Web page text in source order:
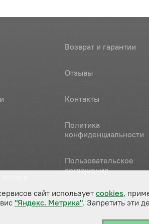
Возврат и гарантии
Отзывы
Контакты
Политика
конфиденциальности
Пользовательское
соглашение
сайт используетcookies,
"Яндекс. Метрика". Запретить эти